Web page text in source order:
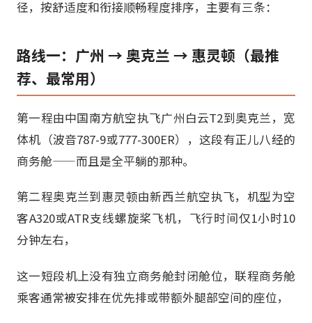
径，按舒适度和衔接顺畅程度排序，主要有三条：
路线一：广州 → 奥克兰 → 惠灵顿（最推
荐、最常用）
第一程由中国南方航空执飞广州白云T2到奥克兰，宽
体机（波音787-9或777-300ER），这段有正儿八经的
商务舱——而且是全平躺的那种。
第二程奥克兰到惠灵顿由新西兰航空执飞，机型为空
客A320或ATR支线螺旋桨飞机，飞行时间仅1小时10
分钟左右，
这一短段机上没有独立商务舱封闭舱位，联程商务舱
乘客通常被安排在优先排或带额外腿部空间的座位，